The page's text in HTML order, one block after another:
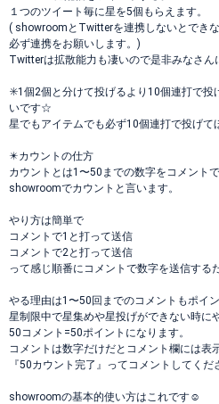
１つのツイート毎に星を5個もらえます。
( showroomとTwitterを連携しないとでき
必ず連携をお願いします。)
Twitterは拡散能力も凄いので是非みなさん
✳️1個2個と分けて投げるより10個連打で投
いです☆
星でもアイテムでも必ず10個連打で投げて
✴️カウントの仕方
カウントとは1〜50までの数字をコメント
showroomでカウントと言います。
やり方は簡単で
コメントで1と打って送信
コメントで2と打って送信
って感じ順番にコメントで数字を送信する
やる理由は1〜50回までのコメントもポイ
星制限中で星集めや星投げができない時に
50コメント=50ポイントになります。
コメントは数字だけだとコメント欄には表
『50カウント完了』ってコメントしてくだ
showroomの基本的使い方はこれです☺︎